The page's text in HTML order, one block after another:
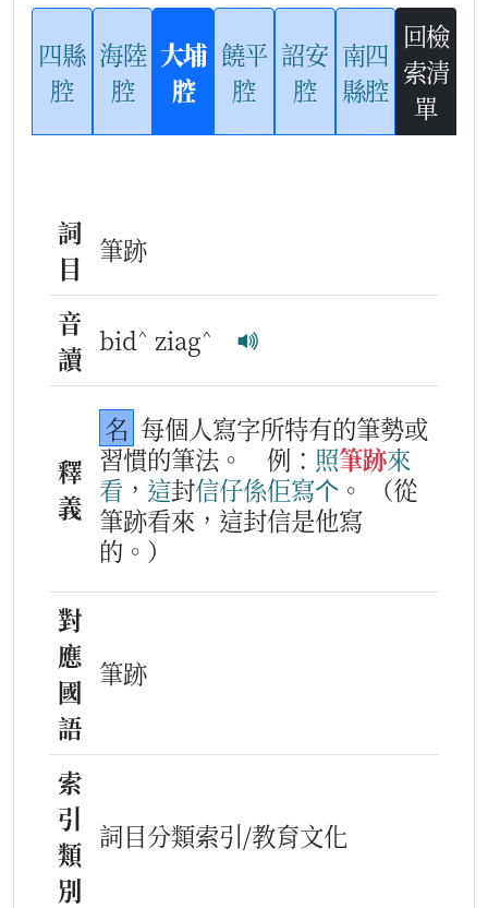
四縣
腔
海陸
腔
大埔
腔
饒平
腔
詔安
腔
南四
縣腔
回檢
索清
單
詞
目
筆跡
音
讀
bid^ ziag^
釋
義
名 每個人寫字所特有的筆勢或
習慣的筆法。
例： 照筆跡來
看 ， 這封信仔係佢寫个 。
（從
筆跡看來，這封信是他寫
的。）
對
應
國
語
筆跡
索
引
類
別
詞目分類索引/教育文化